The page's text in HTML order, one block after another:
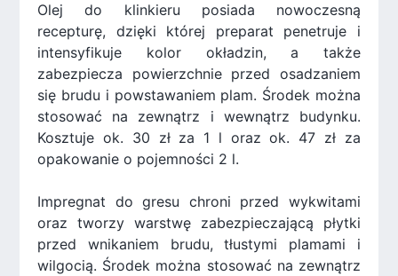
Olej do klinkieru posiada nowoczesną
recepturę, dzięki której preparat penetruje i
intensyfikuje kolor okładzin, a także
zabezpiecza powierzchnie przed osadzaniem
się brudu i powstawaniem plam. Środek można
stosować na zewnątrz i wewnątrz budynku.
Kosztuje ok. 30 zł za 1 l oraz ok. 47 zł za
opakowanie o pojemności 2 l.
Impregnat do gresu chroni przed wykwitami
oraz tworzy warstwę zabezpieczającą płytki
przed wnikaniem brudu, tłustymi plamami i
wilgocią. Środek można stosować na zewnątrz